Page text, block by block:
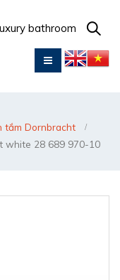
bathroom
tắm Dornbracht
white 28 689 970-10